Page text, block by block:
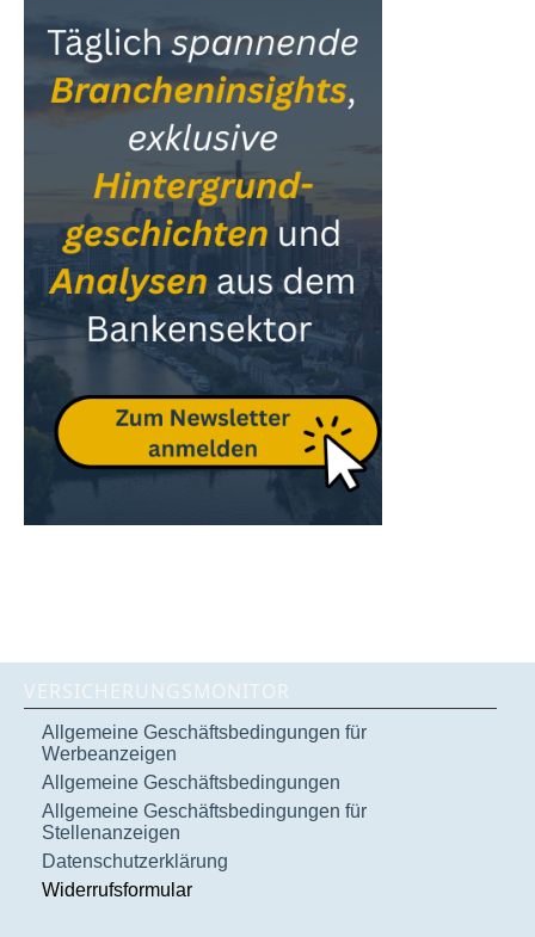
VERSICHERUNGSMONITOR
Allgemeine Geschäftsbedingungen für
Werbeanzeigen
Allgemeine Geschäftsbedingungen
Allgemeine Geschäftsbedingungen für
Stellenanzeigen
Datenschutzerklärung
Widerrufsformular